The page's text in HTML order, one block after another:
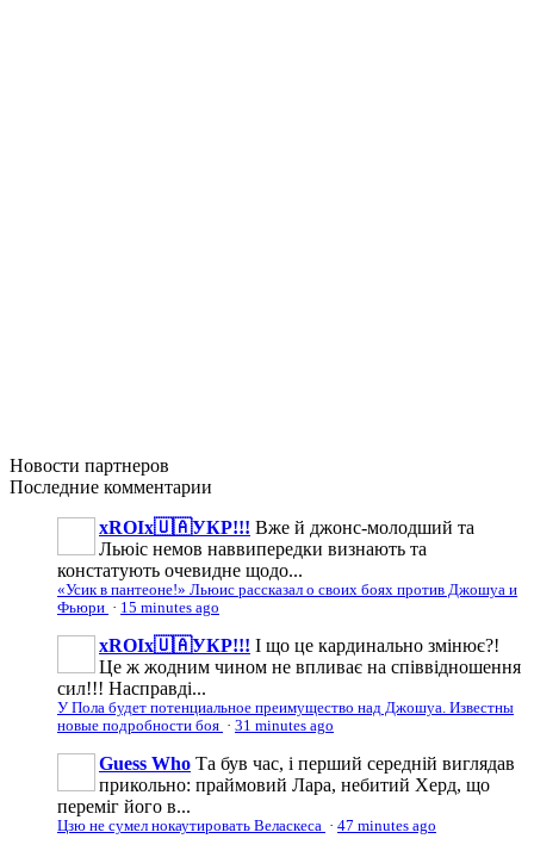
Новости партнеров
Последние комментарии
xROIx🇺🇦УКР!!! Вже й джонс-молодший та
Льюіс немов наввипередки визнають та
констатують очевидне щодо...
«Усик в пантеоне!» Льюис рассказал о своих боях против Джошуа и
Фьюри · 15 minutes ago
xROIx🇺🇦УКР!!! І що це кардинально змінює?!
Це ж жодним чином не впливає на співвідношення
сил!!! Насправді...
У Пола будет потенциальное преимущество над Джошуа. Известны
новые подробности боя · 31 minutes ago
Guess Who Та був час, і перший середній виглядав
прикольно: праймовий Лара, небитий Херд, що
переміг його в...
Цзю не сумел нокаутировать Веласкеса · 47 minutes ago